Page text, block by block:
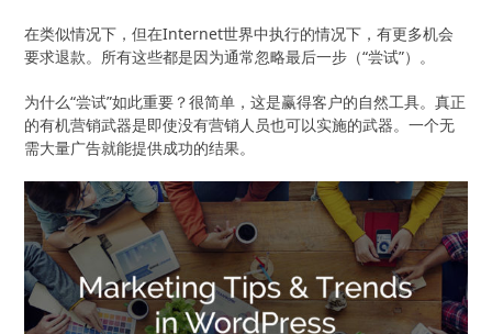
在类似情况下，但在Internet世界中执行的情况下，有更多机会
要求退款。所有这些都是因为通常忽略最后一步（“尝试”）。
为什么“尝试”如此重要？很简单，这是赢得客户的自然工具。真正
的有机营销武器是即使没有营销人员也可以实施的武器。一个无
需大量广告就能提供成功的结果。